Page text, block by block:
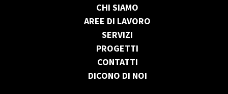
CHI SIAMO
AREE DI LAVORO
SERVIZI
PROGETTI
CONTATTI
DICONO DI NOI